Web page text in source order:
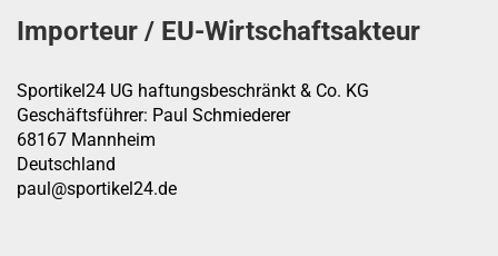
Importeur / EU-Wirtschaftsakteur
Sportikel24 UG haftungsbeschränkt & Co. KG
Geschäftsführer: Paul Schmiederer
68167 Mannheim
Deutschland
paul@sportikel24.de